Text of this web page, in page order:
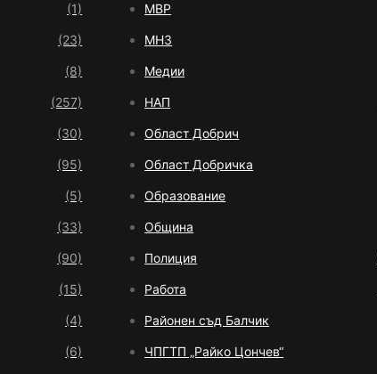
(1)
(23)
(8)
(257)
(30)
(95)
(5)
(33)
(90)
(15)
(4)
(6)
МВР
МНЗ
Медии
НАП
Област Добрич
Област Добричка
Образование
Община
Полиция
Работа
Районен съд Балчик
ЧПГТП „Райко Цончев“